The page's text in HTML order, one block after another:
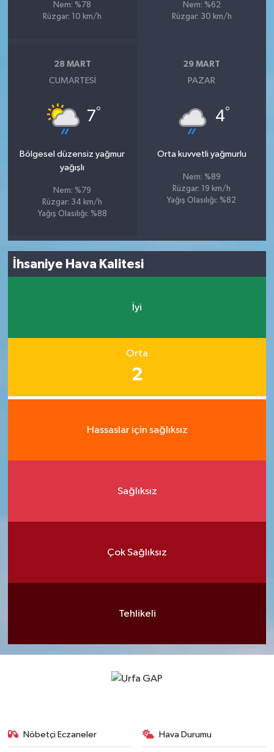
Nem: %78
Rüzgar: 10 km/h
Nem: %62
Rüzgar: 30 km/h
28 MART
CUMARTESI
7°
Bölgesel düzensiz yağmur
yağışlı
Nem: %79
Rüzgar: 34 km/h
Yağış Olasılığı: %88
29 MART
PAZAR
4°
Orta kuvvetli yağmurlu
Nem: %89
Rüzgar: 19 km/h
Yağış Olasılığı: %82
İhsaniye Hava Kalitesi
İyi
Orta
2
Hassaslar için sağlıksız
Sağlıksız
Çok Sağlıksız
Tehlikeli
Nöbetçi Eczaneler Hava Durumu